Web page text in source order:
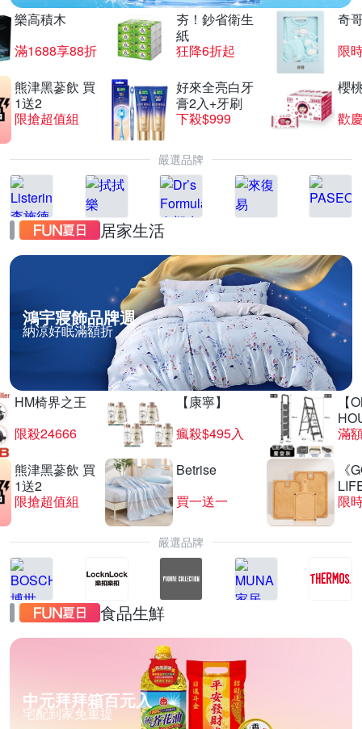
樂高積木
滿1688享88折
夯！鈔省衛生
紙
狂降6折起
奇
限
熊津黑蔘飲 買
1送2
限搶超值組
好來全亮白牙
膏2入+牙刷
下殺$999
櫻
歡
嚴選品牌
居家生活
鴻宇寢飾品牌週
納涼好眠滿額折
HM椅界之王
限殺24666
【康寧】
瘋殺$495入
【
滿
熊津黑蔘飲 買
1送2
限搶超值組
Betrise
買一送一
《
限
嚴選品牌
食品生鮮
中元拜拜箱百元入
宅配到家免重提